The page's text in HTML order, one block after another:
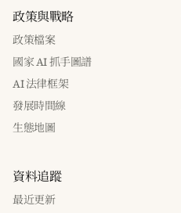
政策與戰略
政策檔案
國家 AI 抓手圖譜
AI 法律框架
發展時間線
生態地圖
資料追蹤
最近更新